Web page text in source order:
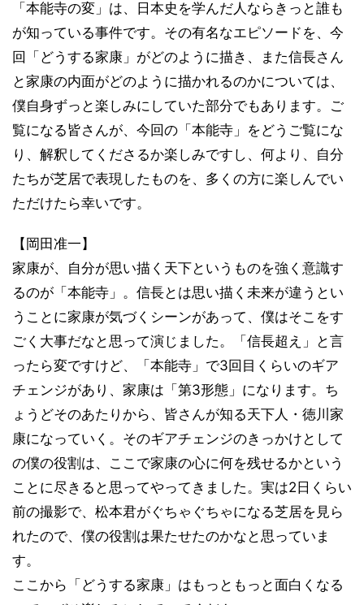
「本能寺の変」は、日本史を学んだ人ならきっと誰も
が知っている事件です。その有名なエピソードを、今
回「どうする家康」がどのように描き、また信長さん
と家康の内面がどのように描かれるのかについては、
僕自身ずっと楽しみにしていた部分でもあります。ご
覧になる皆さんが、今回の「本能寺」をどうご覧にな
り、解釈してくださるか楽しみですし、何より、自分
たちが芝居で表現したものを、多くの方に楽しんでい
ただけたら幸いです。
【岡田准一】
家康が、自分が思い描く天下というものを強く意識す
るのが「本能寺」。信長とは思い描く未来が違うとい
うことに家康が気づくシーンがあって、僕はそこをす
ごく大事だなと思って演じました。「信長超え」と言
ったら変ですけど、「本能寺」で3回目くらいのギア
チェンジがあり、家康は「第3形態」になります。ち
ょうどそのあたりから、皆さんが知る天下人・徳川家
康になっていく。そのギアチェンジのきっかけとして
の僕の役割は、ここで家康の心に何を残せるかという
ことに尽きると思ってやってきました。実は2日くらい
前の撮影で、松本君がぐちゃぐちゃになる芝居を見ら
れたので、僕の役割は果たせたのかなと思っていま
す。
ここから「どうする家康」はもっともっと面白くなる